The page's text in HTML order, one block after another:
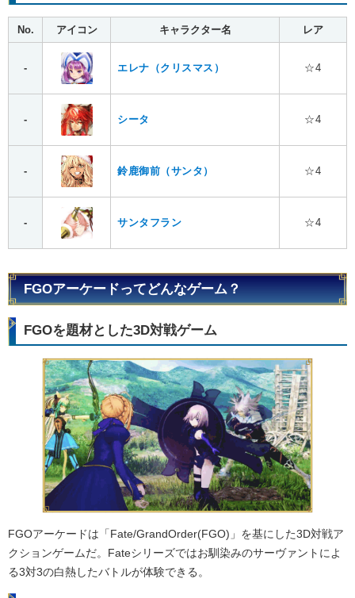
No. アイコン キャラクター名 レア
- エレナ（クリスマス） ☆4
- シータ ☆4
- 鈴鹿御前（サンタ） ☆4
- サンタフラン ☆4
FGOアーケードってどんなゲーム？
FGOを題材とした3D対戦ゲーム
FGOアーケードは「Fate/GrandOrder(FGO)」を基にした3D対戦ア
クションゲームだ。Fateシリーズではお馴染みのサーヴァントによ
る3対3の白熱したバトルが体験できる。